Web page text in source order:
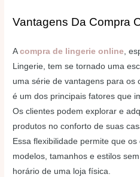
Vantagens Da Compra
Acompra de lingerie online ,
Lingerie, tem se tornado uma
uma série de vantagens para os
é um dos principais fatores que
Os clientes podem explorar e
produtos no conforto de suas
Essa flexibilidade permite que
modelos, tamanhos e estilos
horário de uma loja física.